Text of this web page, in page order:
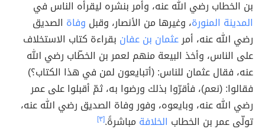
بن الخطاب رضي الله عنه، وأمر بنشره ليقرأه الناس في
المدينة المنورة، وغيرها من الأنصار، وقبل وفاة الصديق
رضي الله عنه، أمرعثمان بن عفان بقراءة كتاب الاستخلاف
على الناس، وأخذ البيعة منهم لعمر بن الخطّاب رضي الله
عنه، فقال عثمان للناس: (أتبايعون لمن في هذا الكتاب؟)
فقالوا: (نعم)، فأقرّوا بذلك ورضوا به، ثمّ أقبلوا على عمر
رضي الله عنه، وبايعوه، وفور وفاة الصديق رضي الله عنه،
تولّى عمر بن الخطاب الخلافة مباشرةً.[٣]